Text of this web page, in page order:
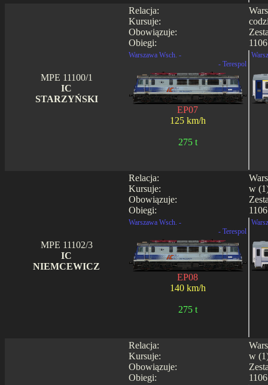
Relacja:
Kursuje:
Obowiązuje:
Obiegi:
MPE 11100/1
IC
STARZYŃSKI
Warszawa Wsch. -
- Terespol
EP07
125 km/h
275 t
Relacja:
Kursuje:
Obowiązuje:
Obiegi:
w
MPE 11102/3
IC
NIEMCEWICZ
Warszawa Wsch. -
- Terespol
EP08
140 km/h
275 t
Relacja:
Kursuje:
Obowiązuje:
Obiegi:
w